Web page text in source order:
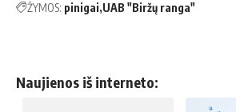
ŽYMOS: pinigai UAB "Biržų ranga"
Naujienos iš interneto: